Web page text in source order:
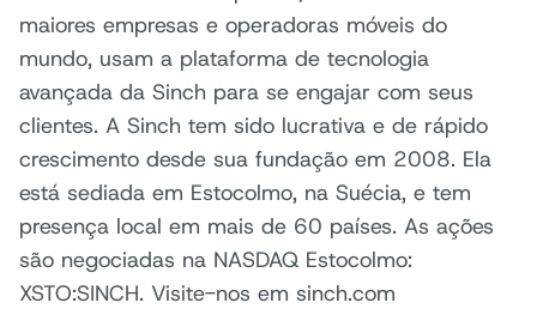
maiores empresas e operadoras móveis do
mundo, usam a plataforma de tecnologia
avançada da Sinch para se engajar com seus
clientes. A Sinch tem sido lucrativa e de rápido
crescimento desde sua fundação em 2008. Ela
está sediada em Estocolmo, na Suécia, e tem
presença local em mais de 60 países. As ações
são negociadas na NASDAQ Estocolmo:
XSTO:SINCH. Visite-nos em sinch.com